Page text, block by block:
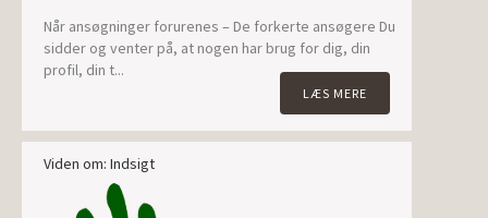
Når ansøgninger forurenes – De forkerte ansøgere Du
sidder og venter på, at nogen har brug for dig, din
profil, din t...
LÆS MERE
Viden om: Indsigt